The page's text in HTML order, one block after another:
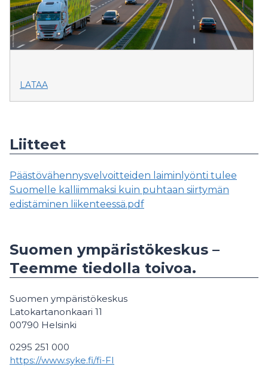
LATAA
Liitteet
Päästövähennysvelvoitteiden laiminlyönti tulee
Suomelle kalliimmaksi kuin puhtaan siirtymän
edistäminen liikenteessä.pdf
Suomen ympäristökeskus –
Teemme tiedolla toivoa.
Suomen ympäristökeskus
Latokartanonkaari 11
00790 Helsinki
0295 251 000
https://www.syke.fi/fi-FI